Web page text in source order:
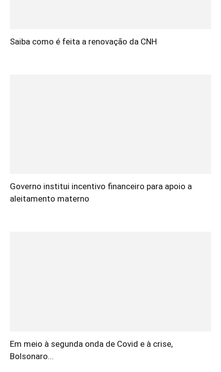
Saiba como é feita a renovação da CNH
Governo institui incentivo financeiro para apoio a
aleitamento materno
Em meio à segunda onda de Covid e à crise,
Bolsonaro...